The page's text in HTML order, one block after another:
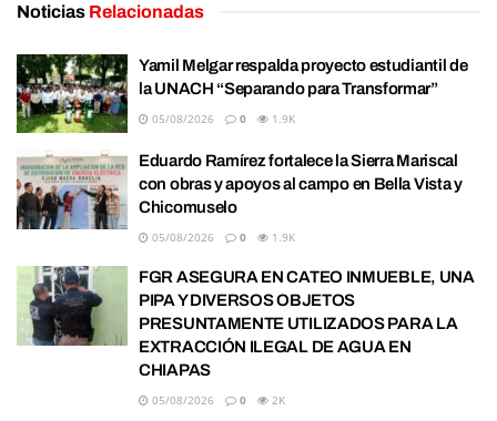
Noticias Relacionadas
Yamil Melgar respalda proyecto estudiantil de
la UNACH “Separando para Transformar”
05/08/2026 0 1.9K
Eduardo Ramírez fortalece la Sierra Mariscal
con obras y apoyos al campo en Bella Vista y
Chicomuselo
05/08/2026 0 1.9K
FGR ASEGURA EN CATEO INMUEBLE, UNA
PIPA Y DIVERSOS OBJETOS
PRESUNTAMENTE UTILIZADOS PARA LA
EXTRACCIÓN ILEGAL DE AGUA EN
CHIAPAS
05/08/2026 0 2K